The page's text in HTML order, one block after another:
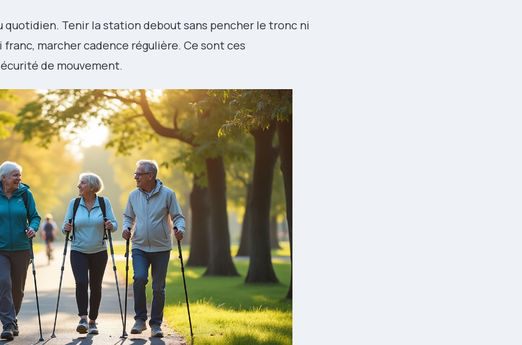
Tenir la station debout sans pencher le tronc ni
marcher cadence régulière. Ce sont ces
de mouvement.